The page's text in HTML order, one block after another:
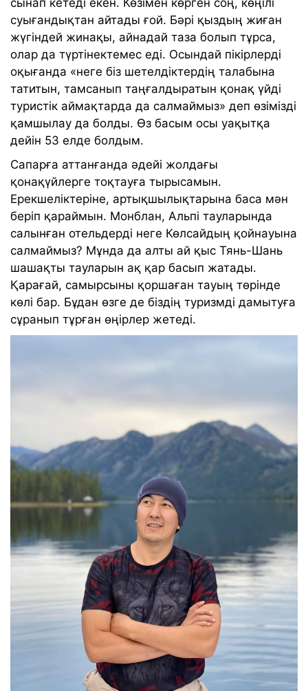
суығандықтан айтады ғой. Бәрі қыздың жиған
жүгіндей жинақы, айнадай таза болып тұрса,
олар да түртінектемес еді. Осындай пікірлерді
оқығанда «неге біз шетелдіктердің талабына
татитын, тамсанып таңғалдыратын қонақ үйді
туристік аймақтарда да салмаймыз» деп өзімізді
қамшылау да болды. Өз басым осы уақытқа
дейін 53 елде болдым.
Сапарға аттанғанда әдейі жолдағы
қонақүйлерге тоқтауға тырысамын.
Ерекшеліктеріне, артықшылықтарына баса мән
беріп қараймын. Монблан, Альпі тауларында
салынған отельдерді неге Көлсайдың қойнауына
салмаймыз? Мұнда да алты ай қыс Тянь-Шань
шашақты тауларын ақ қар басып жатады.
Қарағай, самырсыны қоршаған тауың төрінде
көлі бар. Бұдан өзге де біздің туризмді дамытуға
сұранып тұрған өңірлер жетеді.